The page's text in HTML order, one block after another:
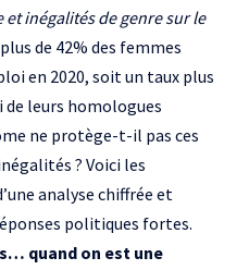
et inégalités de genre sur le
de 42% des femmes
en 2020, soit un taux plus
de leurs homologues
ne protège-t-il pas ces
? Voici les
analyse chiffrée et
politiques fortes.
quand on est une